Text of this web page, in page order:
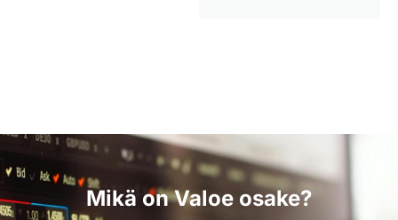
Mikä on Valoe osake?